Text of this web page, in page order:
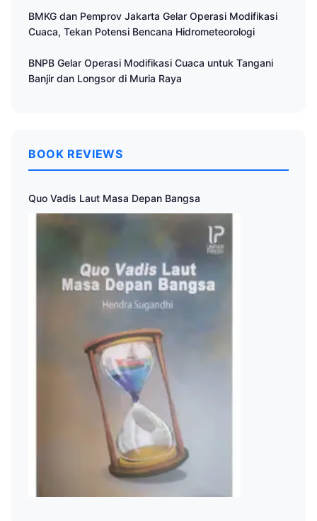
BMKG dan Pemprov Jakarta Gelar Operasi Modifikasi
Cuaca, Tekan Potensi Bencana Hidrometeorologi
BNPB Gelar Operasi Modifikasi Cuaca untuk Tangani
Banjir dan Longsor di Muria Raya
BOOK REVIEWS
Quo Vadis Laut Masa Depan Bangsa